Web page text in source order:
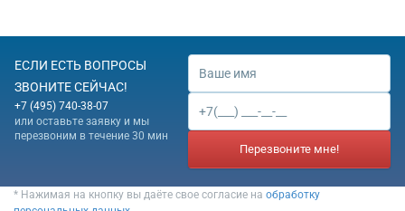
ЕСЛИ ЕСТЬ ВОПРОСЫ
ЗВОНИТЕ СЕЙЧАС!
+7 (495) 740-38-07
или оставьте заявку и мы
перезвоним в течение 30 мин
Перезвоните мне!
* Нажимая на кнопку вы даёте свое согласие на обработку